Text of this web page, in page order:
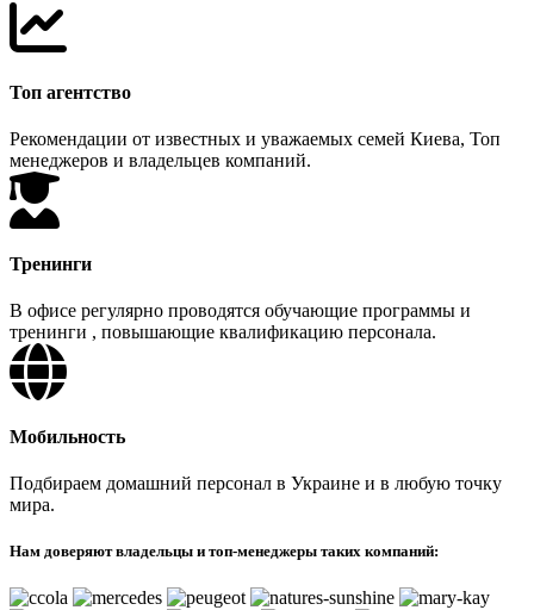
Топ агентство
Рекомендации от известных и уважаемых семей Киева, Топ
менеджеров и владельцев компаний.
Тренинги
В офисе регулярно проводятся обучающие программы и
тренинги , повышающие квалификацию персонала.
Мобильность
Подбираем домашний персонал в Украине и в любую точку
мира.
Нам доверяют владельцы и топ-менеджеры таких компаний: